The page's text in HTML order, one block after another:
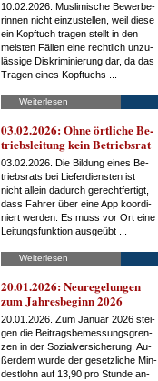
10.02.2026. Mus­li­mi­sche Be­wer­be­
rin­nen nicht ein­zu­stel­len, weil die­se
ein Kopf­tuch tra­gen stellt in den
meis­ten Fäl­len ei­ne recht­lich un­zu­
läs­si­ge Dis­kri­mi­nie­rung dar, da das
Tra­gen ei­nes Kopf­tuchs ...
Weiterlesen
03.02.2026: Oh­ne ört­li­che Be­
triebs­lei­tung kein Be­triebs­rat
03.02.2026. Die Bil­dung ei­nes Be­
triebs­rats bei Lie­fer­diens­ten ist
nicht al­lein da­durch ge­recht­fer­tigt,
dass Fah­rer über ei­ne App ko­or­di­
niert wer­den. Es muss vor Ort ei­ne
Lei­tungs­funk­ti­on aus­ge­übt ...
Weiterlesen
20.01.2026: Neu­re­ge­lun­gen
zum Jah­res­be­ginn 2026
20.01.2026. Zum Ja­nu­ar 2026 stei­
gen die Bei­trags­be­mes­sungs­gren­
zen in der So­zi­al­ver­si­che­rung. Au­
ßer­dem wur­de der ge­setz­li­che Min­
dest­lohn auf 13,90 pro St­un­de an­